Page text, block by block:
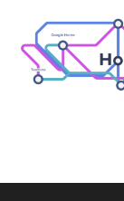
treści